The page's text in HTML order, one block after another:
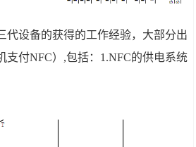
代设备的获得的工作经验，大部分出
支付NFC）,包括：1.NFC的供电系统